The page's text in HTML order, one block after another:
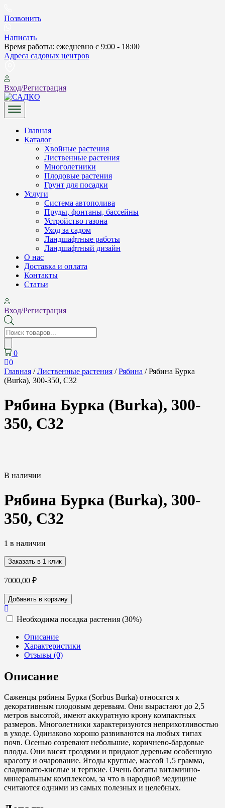
to
Позвонить
Написать
Время работы: ежедневно с 9:00 - 18:00
Адреса садовых центров
Вход/Регистрация
САДКО
Главная
Каталог
Хвойные растения
Лиственные растения
Многолетники
Плодовые растения
Грунт для посадки
Услуги
Система автополива
Пруды, фонтаны, бассейны
Устройство газона
Уход за садом
Ландшафтные работы
Ландшафтный дизайн
О нас
Доставка и оплата
Контакты
Cтатьи
Вход/Регистрация
Поиск
товаров
0
0
Главная /Лиственные растения /Рябина / Рябина Бурка
(Burka), 300-350, С32
Рябина Бурка (Burka), 300-
350, С32
В наличии
Рябина Бурка (Burka), 300-
350, С32
1 в наличии
Заказать в 1 клик
7000,00 ₽
Количество
товара
Рябина
Бурка
(Burka),
Добавить в корзину
Необходима посадка растения (30%)
Описание
Характеристики
Отзывы (0)
Описание
Саженцы рябины Бурка (Sorbus Burka) относятся к
декоративным плодовым деревьям. Они вырастают до 2,5
метров высотой, имеют аккуратную крону компактных
размеров. Многолетники характеризуются неприхотливостью
в уходе. Одинаково хорошо развиваются на любых типах
почв. Осенью созревают небольшие, коричнево-бардовые
плоды. Они висят гроздями и придают деревьям особенную
красоту и очарование. Ягоды круглые, массой 1,5 грамма,
сладковато-кислые и терпкие. Очень богаты витаминно-
минеральным комплексом, за что в народной медицине
считаются одними из самых полезных и целебных.